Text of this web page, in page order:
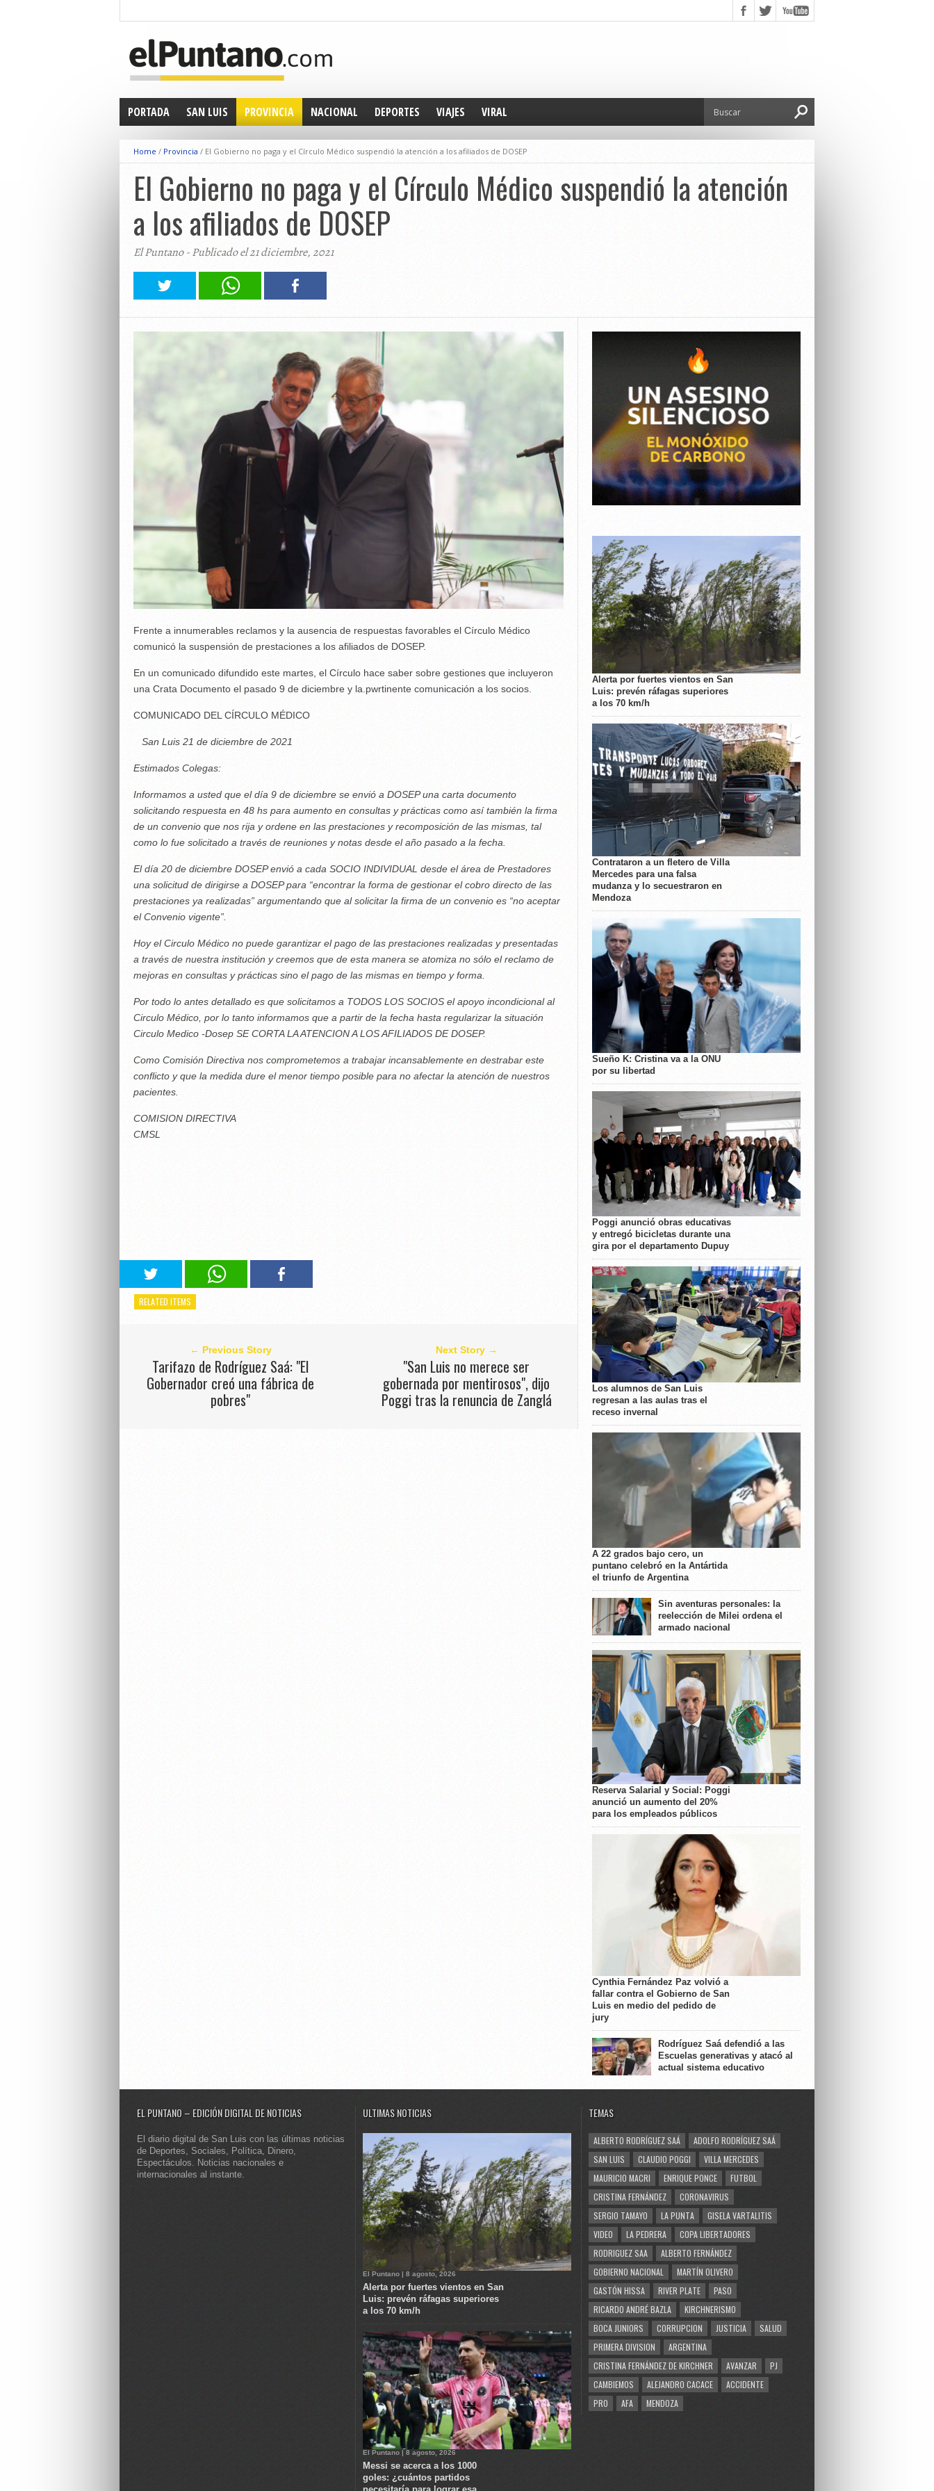
PORTADA SAN LUIS PROVINCIA NACIONAL DEPORTES VIAJES VIRAL
Home / Provincia / El Gobierno no paga y el Círculo Médico suspendió la atención a los afiliados de DOSEP
El Gobierno no paga y el Círculo Médico suspendió la atención
a los afiliados de DOSEP
El Puntano - Publicado el 21 diciembre, 2021
Frente a innumerables reclamos y la ausencia de respuestas favorables el Círculo Médico
comunicó la suspensión de prestaciones a los afiliados de DOSEP.
En un comunicado difundido este martes, el Círculo hace saber sobre gestiones que incluyeron
una Crata Documento el pasado 9 de diciembre y la.pwrtinente comunicación a los socios.
COMUNICADO DEL CÍRCULO MÉDICO
San Luis 21 de diciembre de 2021
Estimados Colegas:
Informamos a usted que el día 9 de diciembre se envió a DOSEP una carta documento
solicitando respuesta en 48 hs para aumento en consultas y prácticas como asítambién la firma
de un convenio que nos rija y ordene en las prestaciones y recomposición de las mismas, tal
como lo fue solicitado a través de reuniones y notas desde el año pasado a la fecha.
El día 20 de diciembre DOSEP envió a cada SOCIO INDIVIDUAL desde elárea de Prestadores
una solicitud de dirigirse a DOSEP para “encontrar la forma de gestionar el cobro directo de las
prestaciones ya realizadas” argumentando que al solicitar la firma de un convenio es “no aceptar
el Convenio vigente”.
Hoy el Circulo Médico no puede garantizar el pago de las prestaciones realizadas y presentadas
a través de nuestra institución y creemos que de esta manera se atomiza no sólo el reclamo de
mejoras en consultas y prácticas sino el pago de las mismas en tiempo y forma.
Por todo lo antes detallado es que solicitamos a TODOS LOS SOCIOS elapoyo incondicional al
Circulo Médico, por lo tanto informamos que a partir de la fecha hasta regularizar la situación
Circulo Medico -Dosep SE CORTA LA ATENCION A LOS AFILIADOS DEDOSEP.
Como Comisión Directiva nos comprometemos a trabajar incansablemente en destrabar este
conflicto y que la medida dure el menor tiempo posible para no afectar la atención de nuestros
pacientes.
COMISION DIRECTIVA
CMSL
RELATED ITEMS
← Previous Story
Tarifazo de Rodríguez Saá: "El
Gobernador creó una fábrica de
pobres"
Next Story →
"San Luis no merece ser
gobernada por mentirosos", dijo
Poggi tras la renuncia de Zanglá
Alerta por fuertes vientos en San
Luis: prevén ráfagas superiores
a los 70 km/h
Contrataron a un fletero de Villa
Mercedes para una falsa
mudanza y lo secuestraron en
Mendoza
Sueño K: Cristina va a la ONU
por su libertad
Poggi anunció obras educativas
y entregó bicicletas durante una
gira por el departamento Dupuy
Los alumnos de San Luis
regresan a las aulas tras el
receso invernal
A 22 grados bajo cero, un
puntano celebró en la Antártida
el triunfo de Argentina
Sin aventuras personales: la
reelección de Milei ordena el
armado nacional
Reserva Salarial y Social: Poggi
anunció un aumento del 20%
para los empleados públicos
Cynthia Fernández Paz volvió a
fallar contra el Gobierno de San
Luis en medio del pedido de
jury
Rodríguez Saá defendió a las
Escuelas generativas y atacó al
actual sistema educativo
EL PUNTANO – EDICIÓN DIGITAL DE NOTICIAS
El diario digital de San Luis con las últimas noticias
de Deportes, Sociales, Política, Dinero,
Espectáculos. Noticias nacionales e
internacionales al instante.
ULTIMAS NOTICIAS
El Puntano | 8 agosto, 2026
Alerta por fuertes vientos en San
Luis: prevén ráfagas superiores
a los 70 km/h
El Puntano | 8 agosto, 2026
Messi se acerca a los 1000
goles: ¿cuántos partidos
TEMAS
ALBERTO RODRÍGUEZ SAÁ
ADOLFO RODRÍGUEZ SAÁ
SAN LUIS
CLAUDIO POGGI
VILLA MERCEDES
MAURICIO MACRI
ENRIQUE PONCE
FUTBOL
CRISTINA FERNÁNDEZ
CORONAVIRUS
SERGIO TAMAYO
LA PUNTA
GISELA VARTALITIS
VIDEO
LA PEDRERA
COPA LIBERTADORES
RODRIGUEZ SAA
ALBERTO FERNÁNDEZ
GOBIERNO NACIONAL
MARTÍN OLIVERO
GASTÓN HISSA
RIVER PLATE
PASO
RICARDO ANDRÉ BAZLA
KIRCHNERISMO
BOCA JUNIORS
CORRUPCION JUSTICIA
SALUD
PRIMERA DIVISION
ARGENTINA
CRISTINA FERNÁNDEZ DE KIRCHNER
AVANZAR
PJ
CAMBIEMOS
ALEJANDRO CACACE
ACCIDENTE
PRO
AFA MENDOZA